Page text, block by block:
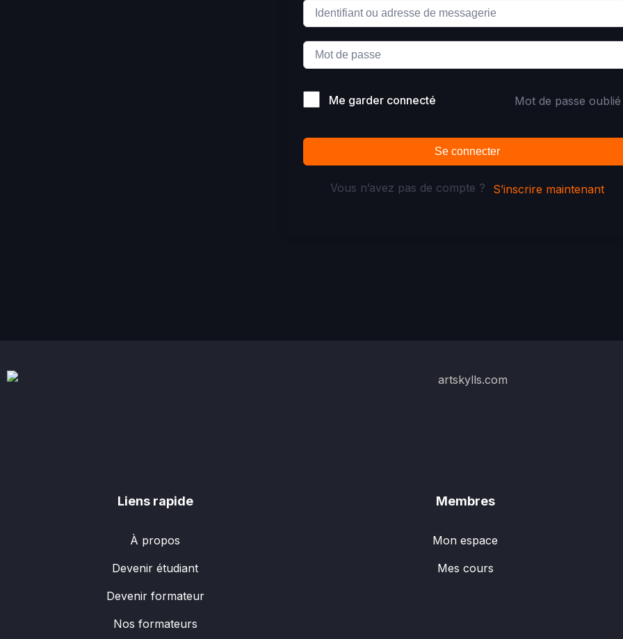
Me garder connecté Mot de passe
Se connecter
Vous n’avez pas de compte ? S’inscrire maintenant
Liens rapide
À propos
Devenir étudiant
Devenir formateur
Nos formateurs
Membres
Mon espace
Mes cours